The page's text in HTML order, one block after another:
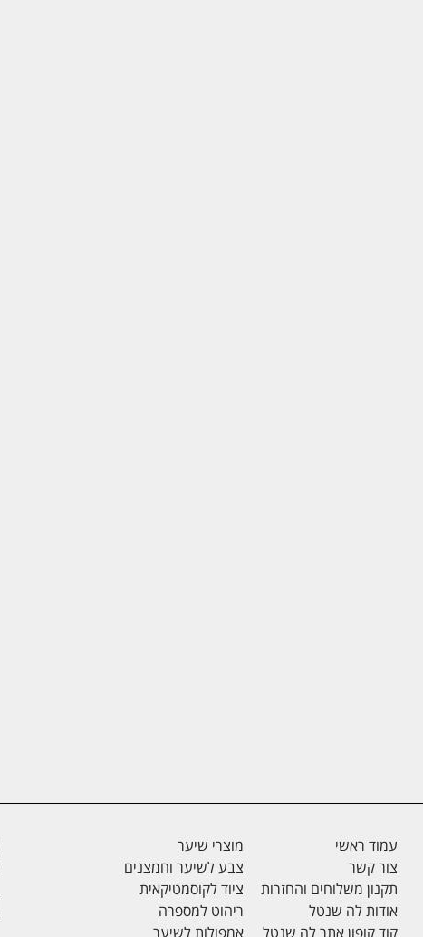
עמוד ראשי
צור קשר
תקנון משלוחים והחזרות
אודות לה שנטל
קוד קופון אתר לה שנטל
מוצרי שיער
צבע לשיער וחמצנים
ציוד לקוסמטיקאית
ריהוט למספרה
אמפולות לשיער